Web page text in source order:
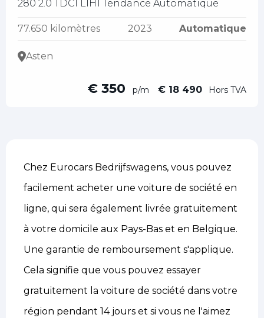
280 2.0 TDCI L1H1 Tendance Automatique
77.650 kilomètres 2023 Automatique
Asten
€ 350 p/m € 18 490 Hors TVA
Chez Eurocars Bedrijfswagens, vous pouvez
facilement acheter une voiture de société en
ligne, qui sera également livrée gratuitement
à votre domicile aux Pays-Bas et en Belgique.
Une garantie de remboursement s'applique.
Cela signifie que vous pouvez essayer
gratuitement la voiture de société dans votre
région pendant 14 jours et si vous ne l'aimez